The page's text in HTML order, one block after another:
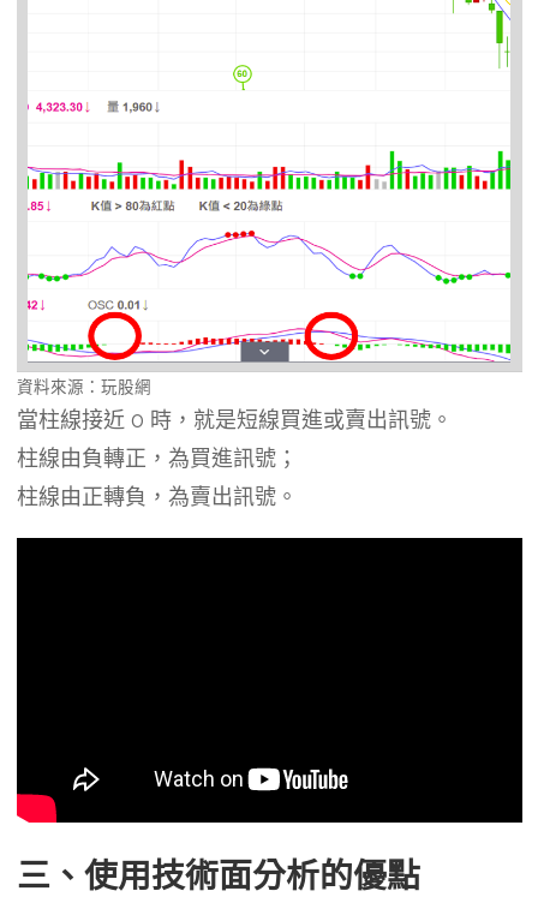
資料來源：玩股網
當柱線接近 0 時，就是短線買進或賣出訊號。
柱線由負轉正，為買進訊號；
柱線由正轉負，為賣出訊號。
三、使用技術面分析的優點